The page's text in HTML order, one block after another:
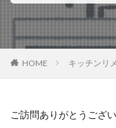
HOME キッチンリ
ご訪問ありがとうござい